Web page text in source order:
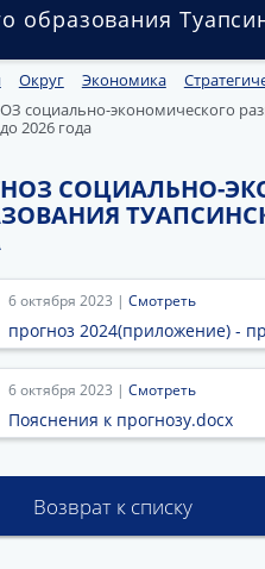
образования
Округ Экономика
социально-экономического
2026 года
СОЦИАЛЬНО-
6 октября 2023 | Смотреть
прогноз 2024(приложение) -
6 октября 2023 | Смотреть
Пояснения к прогнозу.docx
Возврат к списку